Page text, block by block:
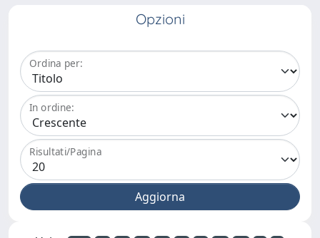
Opzioni
Ordina per:
In ordine:
Risultati/Pagina